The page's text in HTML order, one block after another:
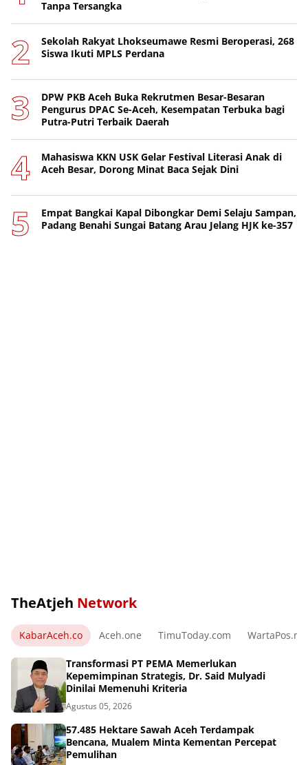
Tanpa Tersangka
Sekolah Rakyat Lhokseumawe Resmi Beroperasi, 268
Siswa Ikuti MPLS Perdana
DPW PKB Aceh Buka Rekrutmen Besar-Besaran
Pengurus DPAC Se-Aceh, Kesempatan Terbuka bagi
Putra-Putri Terbaik Daerah
Mahasiswa KKN USK Gelar Festival Literasi Anak di
Aceh Besar, Dorong Minat Baca Sejak Dini
Empat Bangkai Kapal Dibongkar Demi Selaju Sampan,
Padang Benahi Sungai Batang Arau Jelang HJK ke-357
TheAtjeh Network
KabarAceh.co Aceh.one TimuToday.com WartaPos.net
Transformasi PT PEMA Memerlukan
Kepemimpinan Strategis, Dr. Said Mulyadi
Dinilai Memenuhi Kriteria
Agustus 05, 2026
57.485 Hektare Sawah Aceh Terdampak
Bencana, Mualem Minta Kementan Percepat
Pemulihan